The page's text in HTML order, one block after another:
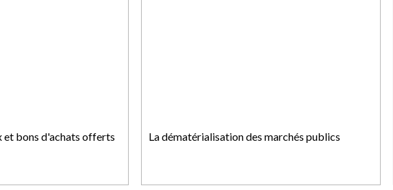
et bons d'achats offerts
La dématérialisation des marchés publics